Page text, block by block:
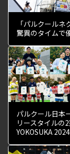
「パルクール
驚異のタイムで
パルクール日本
リースタイルの
YOKOSUKA